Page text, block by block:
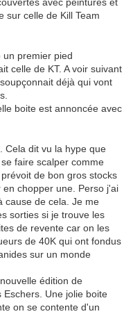
sur celle de Kill Team
un premier pied
celle de KT. A voir suivant
déjà qui vont
boite est annoncée avec
Cela dit vu la hype que
faire scalper comme
de bon gros stocks
chopper une. Perso j'ai
cause de cela. Je me
sorties si je trouve les
de revente car on les
de 40K qui ont fondus
sur un monde
édition de
Une jolie boite
on se contente d'un